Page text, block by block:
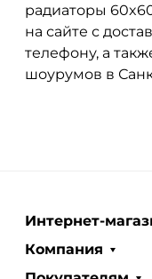
радиаторы
на сайте с
телефону, а
шоурумов в
Интернет-
Компания